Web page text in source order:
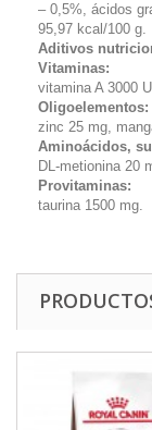
– 0,5%, ácidos
95,97 kcal/100 g.
Aditivos
Vitaminas:
vitamina A 3000
Oligoelementos:
zinc 25 mg,
Aminoácidos,
DL-metionina 20
Provitaminas:
taurina 1500 mg.